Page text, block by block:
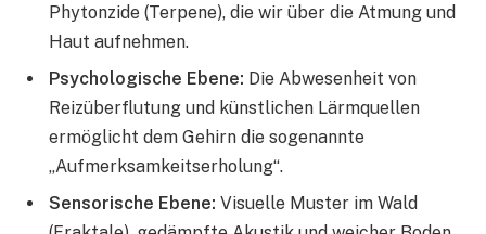
Phytonzide (Terpene), die wir über die Atmung und
Haut aufnehmen.
Psychologische Ebene: Die Abwesenheit von
Reizüberflutung und künstlichen Lärmquellen
ermöglicht dem Gehirn die sogenannte
„Aufmerksamkeitserholung“.
Sensorische Ebene: Visuelle Muster im Wald